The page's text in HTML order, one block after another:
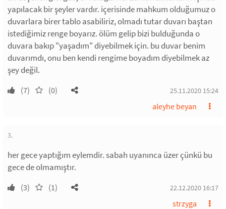
yapılacak bir şeyler vardır. içerisinde mahkum olduğumuz o
duvarlara birer tablo asabiliriz, olmadı tutar duvarı baştan
istediğimiz renge boyarız. ölüm gelip bizi bulduğunda o
duvara bakıp "yaşadım" diyebilmek için. bu duvar benim
duvarımdı, onu ben kendi rengime boyadım diyebilmek az
şey değil.
(7) (0) 25.11.2020 15:24
aleyhe beyan
3.
her gece yaptığım eylemdir. sabah uyanınca üzer çünkü bu
gece de olmamıştır.
(3) (1) 22.12.2020 16:17
strzyga